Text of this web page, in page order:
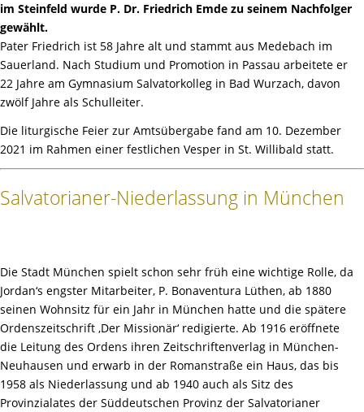
im Steinfeld wurde P. Dr. Friedrich Emde zu seinem Nachfolger
gewählt.
Pater Friedrich ist 58 Jahre alt und stammt aus Medebach im
Sauerland. Nach Studium und Promotion in Passau arbeitete er
22 Jahre am Gymnasium Salvatorkolleg in Bad Wurzach, davon
zwölf Jahre als Schulleiter.
Die liturgische Feier zur Amtsübergabe fand am 10. Dezember
2021 im Rahmen einer festlichen Vesper in St. Willibald statt.
Salvatorianer-Niederlassung in München
Die Stadt München spielt schon sehr früh eine wichtige Rolle, da
Jordan‘s engster Mitarbeiter, P. Bonaventura Lüthen, ab 1880
seinen Wohnsitz für ein Jahr in München hatte und die spätere
Ordenszeitschrift ‚Der Missionär‘ redigierte. Ab 1916 eröffnete
die Leitung des Ordens ihren Zeitschriftenverlag in München-
Neuhausen und erwarb in der Romanstraße ein Haus, das bis
1958 als Niederlassung und ab 1940 auch als Sitz des
Provinzialates der Süddeutschen Provinz der Salvatorianer